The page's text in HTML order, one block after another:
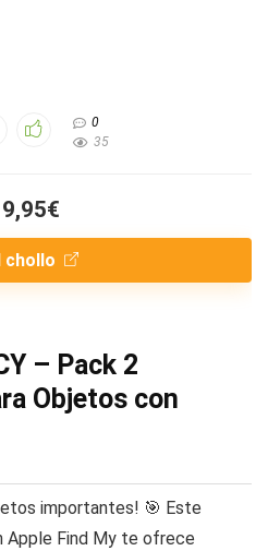
0
35
chollo
– Pack 2
Objetos con
importantes! 🎯 Este
Apple Find My te ofrece